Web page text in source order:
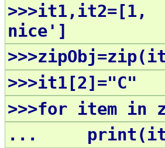
nice']
>>>it1[2]="C"
>>>for item in
...